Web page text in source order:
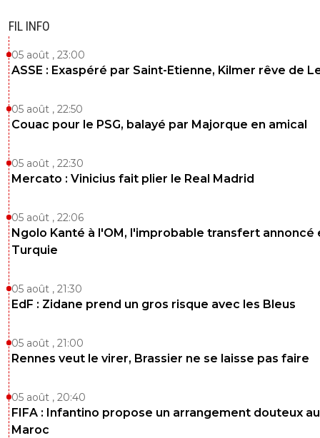
FIL INFO
05 août , 23:00
ASSE : Exaspéré par Saint-Etienne, Kilmer rêve de
05 août , 22:50
Couac pour le PSG, balayé par Majorque en amical
05 août , 22:30
Mercato : Vinicius fait plier le Real Madrid
05 août , 22:06
Ngolo Kanté à l'OM, l'improbable transfert annoncé
Turquie
05 août , 21:30
EdF : Zidane prend un gros risque avec les Bleus
05 août , 21:00
Rennes veut le virer, Brassier ne se laisse pas faire
05 août , 20:40
FIFA : Infantino propose un arrangement douteux au
Maroc